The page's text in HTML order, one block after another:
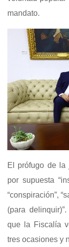
mandato.
El prófugo de la
por supuesta
“conspiración”,
(para
que la Fiscalía
tres ocasiones y